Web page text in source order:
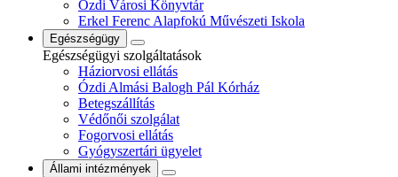
Ózdi Városi Könyvtár
Erkel Ferenc Alapfokú Művészeti Iskola
Egészségügy
Egészségügyi szolgáltatások
Háziorvosi ellátás
Ózdi Almási Balogh Pál Kórház
Betegszállítás
Védőnői szolgálat
Fogorvosi ellátás
Gyógyszertári ügyelet
Állami intézmények